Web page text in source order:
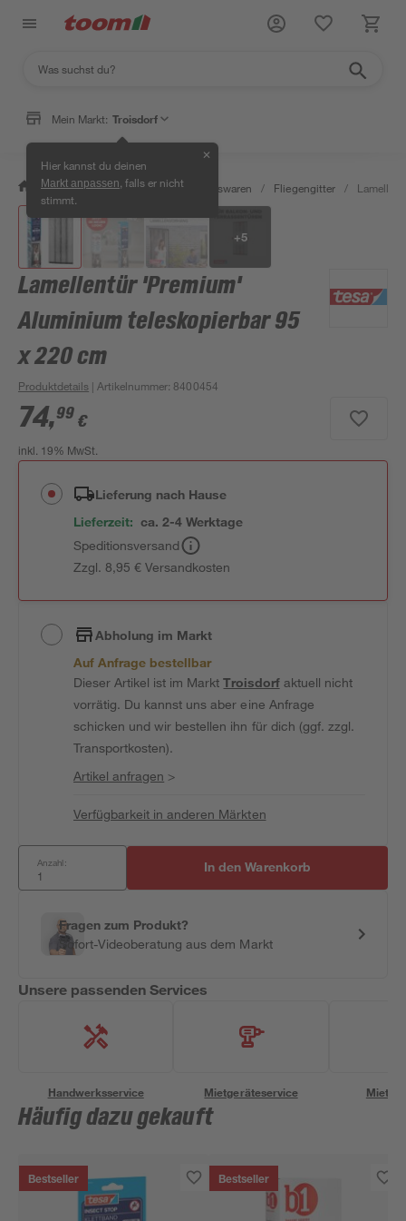
Mein Markt: Troisdorf
Hier kannst du deinen
Markt anpassen , falls er nicht
stimmt.
✕
/ Wohnen & Haushalt / Haushaltswaren / Fliegengitter /
+5
Lamellentür 'Premium'
Aluminium teleskopierbar 95
x 220 cm
Produktdetails | Artikelnummer: 8400454
74,99 €
inkl. 19% MwSt.
Lieferung nach Hause
Lieferzeit: ca. 2-4 Werktage
Speditionsversand
Zzgl. 8,95 € Versandkosten
Abholung im Markt
Auf Anfrage bestellbar
Dieser Artikel ist im MarktTroisdorfaktuell nicht
vorrätig. Du kannst uns aber eine Anfrage
schicken und wir bestellen ihn für dich (ggf. zzgl.
Transportkosten).
Artikel anfragen >
Verfügbarkeit in anderen Märkten
Anzahl: In den Warenkorb
Fragen zum Produkt?
Sofort-Videoberatung aus dem Markt
Unsere passenden Services
Handwerksservice Mietgeräteservice
Häufig dazu gekauft
Bestseller Bestseller